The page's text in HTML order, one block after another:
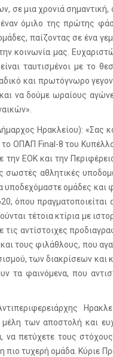
σε μια χρονιά
έναν όμιλο της πρώτης
παίζοντας σε ένα
κοινωνία μας.
ταυτισμένοι με το
και πρωτόγνωρο
να δούμε ωραίους
Ηρακλείου): «Σας
ΟΠΑΠ Final-8 του
την ΕΟΚ και την
σωστές αθλητικές
υποδεχόμαστε ομάδες
όπου
τέτοια κτίρια με
τις αντίστοιχες
τους φιλάθλους, που
των διακρίσεων και
τα φαινόμενα, που
των αποστολή και
να πετύχετε τους
πιο τυχερή ομάδα. Κύριε